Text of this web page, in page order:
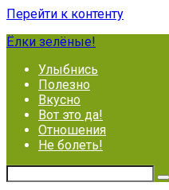
Перейти к контенту
Ёлки зелёные!
Улыбнись
Полезно
Вкусно
Вот это да!
Отношения
Не болеть!